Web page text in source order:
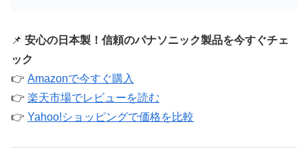
📌 安心の日本製！信頼のパナソニック製品を今すぐチェ
ック
👉 Amazonで今すぐ購入
👉 楽天市場でレビューを読む
👉 Yahoo!ショッピングで価格を比較